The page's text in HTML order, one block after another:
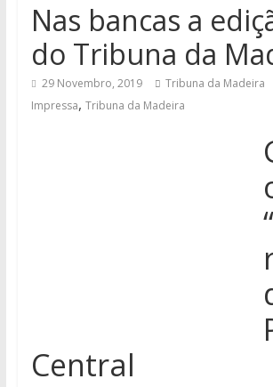
Nas bancas a
do Tribuna da
29 Novembro, 2019 Tribuna da Madeira
Impressa, Tribuna da Madeira
Central